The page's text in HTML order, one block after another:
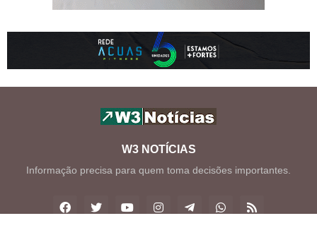
W3 NOTÍCIAS
Informação precisa para quem toma decisões importantes.